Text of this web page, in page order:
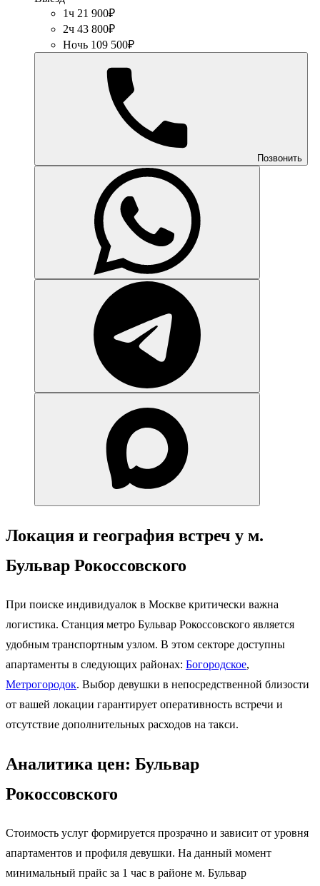
1ч 21 900₽
2ч 43 800₽
Ночь 109 500₽
Позвонить
Локация и география встреч у м.
Бульвар Рокоссовского
При поиске индивидуалок в Москве критически важна
логистика. Станция метро Бульвар Рокоссовского является
удобным транспортным узлом. В этом секторе доступны
апартаменты в следующих районах: Богородское,
Метрогородок. Выбор девушки в непосредственной близости
от вашей локации гарантирует оперативность встречи и
отсутствие дополнительных расходов на такси.
Аналитика цен: Бульвар
Рокоссовского
Стоимость услуг формируется прозрачно и зависит от уровня
апартаментов и профиля девушки. На данный момент
минимальный прайс за 1 час в районе м. Бульвар